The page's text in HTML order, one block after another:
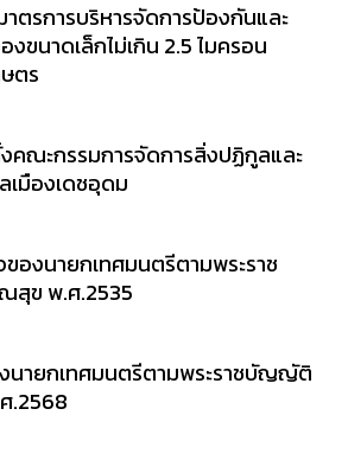
าตรการบริหารจัดการป้องกันและ
ขนาดเล็กไม่เกิน 2.5 ไมครอน
ตร
คณะกรรมการจัดการสิ่งปฏิกูลและ
เมืองเดชอุดม
องนายกเทศมนตรีตามพระราช
สุข พ.ศ.2535
นายกเทศมนตรีตามพระราชบัญญัติ
.2568